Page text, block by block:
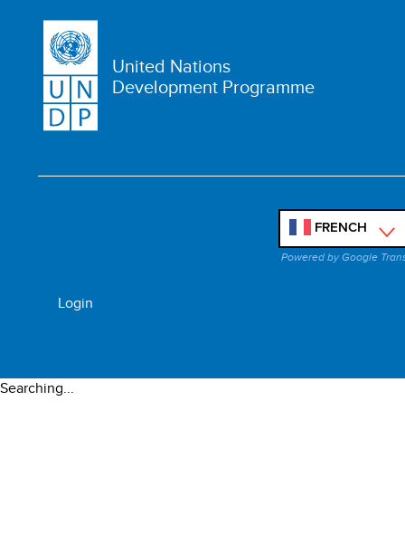
United Nations
Development Programme
FRENCH
'Powered by Google
Login
Searching...